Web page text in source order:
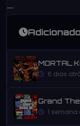
MORTAL
6 dias
Grand
1 semana